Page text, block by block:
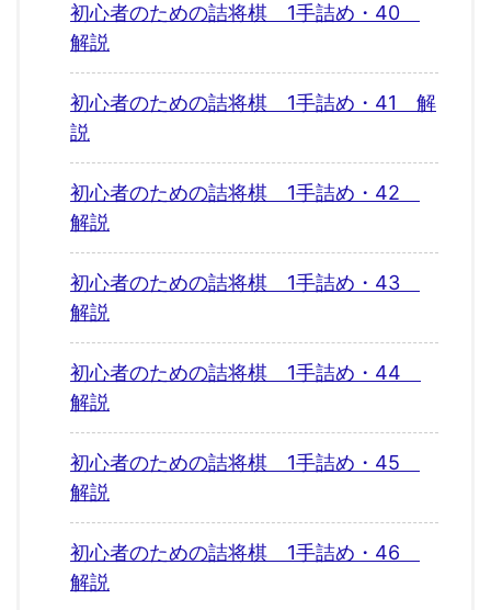
初心者のための詰将棋 1手詰め・40
解説
初心者のための詰将棋 1手詰め・41 解
説
初心者のための詰将棋 1手詰め・42
解説
初心者のための詰将棋 1手詰め・43
解説
初心者のための詰将棋 1手詰め・44
解説
初心者のための詰将棋 1手詰め・45
解説
初心者のための詰将棋 1手詰め・46
解説